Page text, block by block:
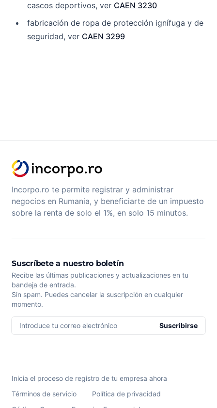
cascos deportivos, ver CAEN 3230
fabricación de ropa de protección ignífuga y de
seguridad, ver CAEN 3299
Incorpo.ro te permite registrar y administrar
negocios en Rumania, y beneficiarte de un impuesto
sobre la renta de solo el 1%, en solo 15 minutos.
Suscríbete a nuestro boletín
Recibe las últimas publicaciones y actualizaciones en tu
bandeja de entrada.
Sin spam. Puedes cancelar la suscripción en cualquier
momento.
Introduce tu correo electrónico Suscribirse
Inicia el proceso de registro de tu empresa ahora
Términos de servicio
Política de privacidad